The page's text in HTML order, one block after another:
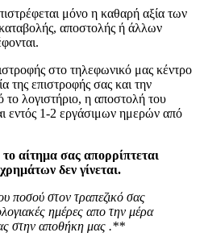
μόνο η καθαρή αξία των
αποστολής ή άλλων
στο τηλεφωνικό μας κέντρο
της επιστροφής σας και την
λογιστήριο, η αποστολή του
εντός 1-2 εργάσιμων ημερών από
αίτημα σας απορρίπτεται
δεν γίνεται.
ποσού στον τραπεζικό σας
ημέρες απο την μέρα
στην αποθήκη μας .**